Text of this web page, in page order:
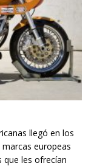
llegó en los
europeas
que les ofrecían